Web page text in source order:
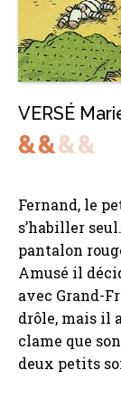
VERSÉ
Fernand, le
s’habiller
pantalon
Amusé il
avec Grand-
drôle, mais il
clame que
deux petits